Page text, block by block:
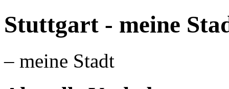
Stuttgart - meine
– meine Stadt